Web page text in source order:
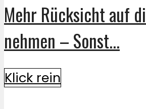
Mehr Rücksicht auf
nehmen – Sonst...
Klick rein